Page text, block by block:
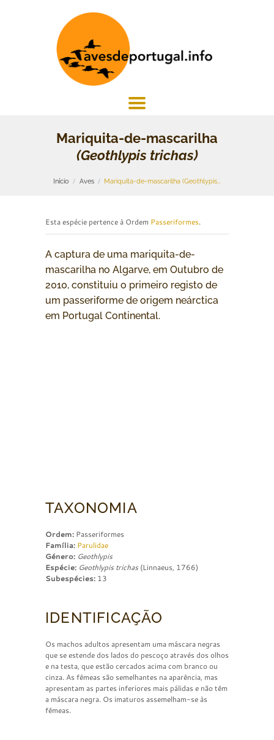
Mariquita-de-mascarilha
(Geothlypis trichas)
Início Aves Mariquita-de-mascarilha (Geothlypis...
Esta espécie pertence à Ordem Passeriformes.
A captura de uma mariquita-de-
mascarilha no Algarve, em Outubro de
2010, constituiu o primeiro registo de
um passeriforme de origem neárctica
em Portugal Continental.
TAXONOMIA
Ordem: Passeriformes
Família: Parulidae
Género: Geothlypis
Espécie: Geothlypis trichas(Linnaeus, 1766)
Subespécies: 13
IDENTIFICAÇÃO
Os machos adultos apresentam uma máscara negras
que se estende dos lados do pescoço através dos olhos
e na testa, que estão cercados acima com branco ou
cinza. As fêmeas são semelhantes na aparência, mas
apresentam as partes inferiores mais pálidas e não têm
a máscara negra. Os imaturos assemelham-se às
fêmeas.